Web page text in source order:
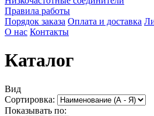
Правила работы
Порядок заказа Оплата и доставка
О нас Контакты
Каталог
Вид
Сортировка:
Показывать по: